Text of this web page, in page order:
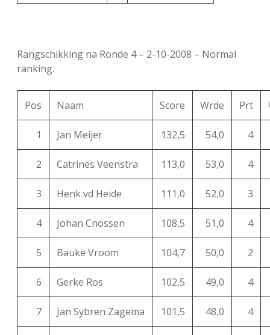
Rangschikking na Ronde 4 – 2-10-2008 – Normal
ranking.
Pos Naam Score Wrde Prt
1 Jan Meijer 132,5 54,0 4
2 Catrines Veenstra 113,0 53,0 4
3 Henk vd Heide 111,0 52,0 3
4 Johan Cnossen 108,5 51,0 4
5 Bauke Vroom 104,7 50,0 2
6 Gerke Ros 102,5 49,0 4
7 Jan Sybren Zagema 101,5 48,0 4